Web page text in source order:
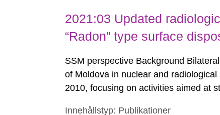
2021:03 Updated
“Radon” type surface
SSM perspective Background
of Moldova in nuclear and
2010, focusing on activities aimed at
Innehållstyp: Publikationer